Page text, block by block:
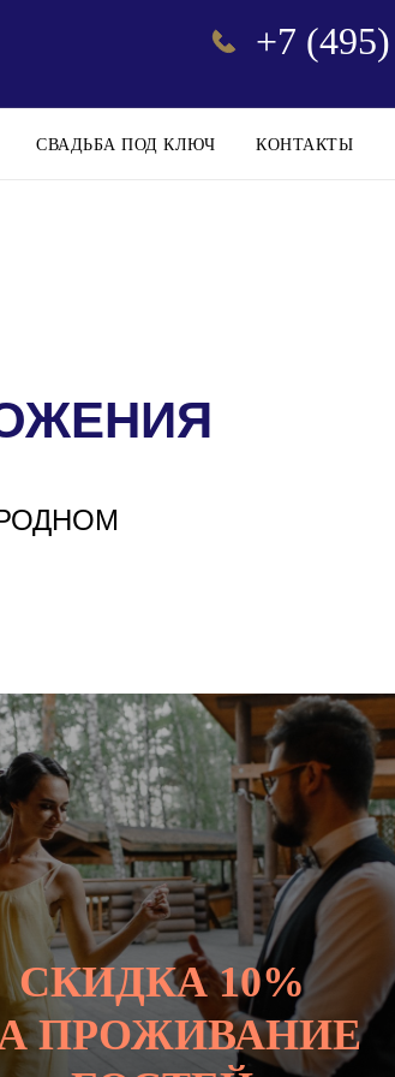
+7
СВАДЬБА ПОД КЛЮЧ КОНТАКТЫ
СКИДКА 10%
ПРОЖИВАНИЕ